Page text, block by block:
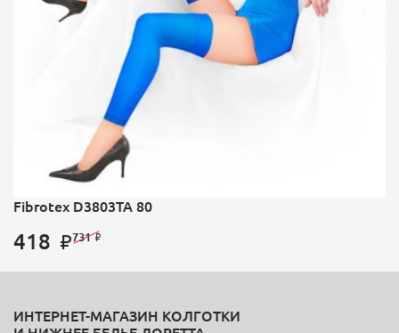
Fibrotex D3803TA 80
418 731
ИНТЕРНЕТ-МАГАЗИН КОЛГОТКИ